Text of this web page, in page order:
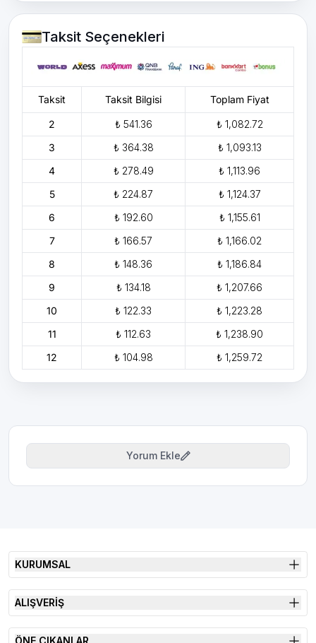
Taksit Seçenekleri
Taksit Taksit Bilgisi Toplam Fiyat
2 ₺ 541.36
₺ 1,082.72
3
₺ 364.38
₺ 1,093.13
4
₺ 278.49
₺ 1,113.96
5
₺ 224.87
₺ 1,124.37
6
₺ 192.60
₺ 1,155.61
7
₺ 166.57
₺ 1,166.02
8
₺ 148.36
₺ 1,186.84
9
₺ 134.18
₺ 1,207.66
10
₺ 122.33
₺ 1,223.28
11
₺ 112.63
₺ 1,238.90
12
₺ 104.98 ₺ 1,259.72
Yorum Ekle
KURUMSAL
ALIŞVERİŞ
ÖNE ÇIKANLAR